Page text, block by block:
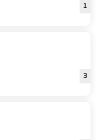
1
3